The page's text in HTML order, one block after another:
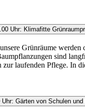
Uhr: Klimafitte
Grünräume
sind
zur laufenden Pflege. In
Gärten von Schulen